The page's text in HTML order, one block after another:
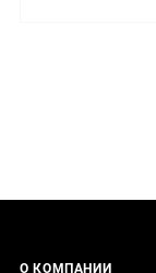
О КОМПАНИИ